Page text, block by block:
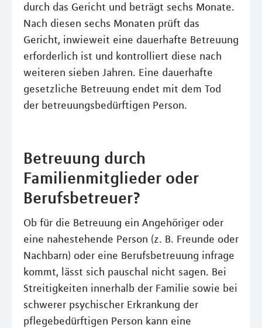
durch das Gericht und beträgt sechs Monate.
Nach diesen sechs Monaten prüft das
Gericht, inwieweit eine dauerhafte Betreuung
erforderlich ist und kontrolliert diese nach
weiteren sieben Jahren. Eine dauerhafte
gesetzliche Betreuung endet mit dem Tod
der betreuungsbedürftigen Person.
Betreuung durch
Familienmitglieder oder
Berufsbetreuer?
Ob für die Betreuung ein Angehöriger oder
eine nahestehende Person (z. B. Freunde oder
Nachbarn) oder eine Berufsbetreuung infrage
kommt, lässt sich pauschal nicht sagen. Bei
Streitigkeiten innerhalb der Familie sowie bei
schwerer psychischer Erkrankung der
pflegebedürftigen Person kann eine